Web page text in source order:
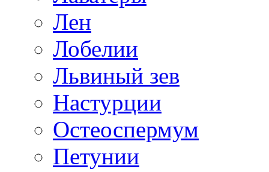
Лен
Лобелии
Львиный зев
Настурции
Остеоспермум
Петунии